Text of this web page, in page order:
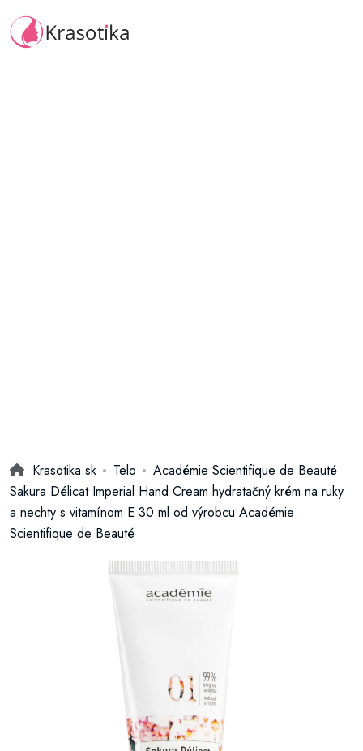
Krasotika.sk Telo
Académie Scientifique de Beauté
Sakura Délicat Imperial Hand Cream hydratačný krém na ruky
a nechty s vitamínom E 30 ml od výrobcu Académie
Scientifique de Beauté